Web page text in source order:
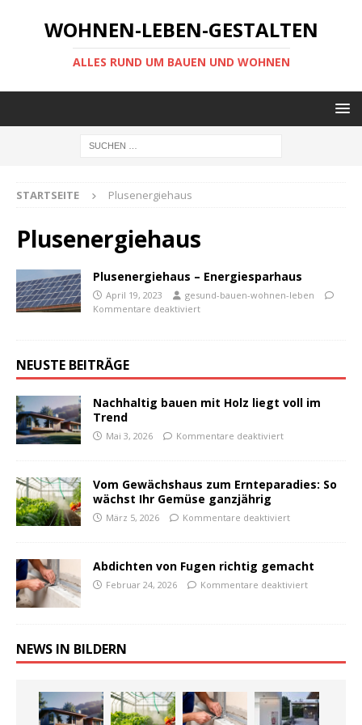
WOHNEN-LEBEN-GESTALTEN
ALLES RUND UM BAUEN UND WOHNEN
STARTSEITE Plusenergiehaus
Plusenergiehaus
Plusenergiehaus – Energiesparhaus
April 19, 2023
gesund-bauen-wohnen-leben
Kommentare deaktiviert
NEUSTE BEITRÄGE
Nachhaltig bauen mit Holz liegt voll im
Trend
Mai 3, 2026 Kommentare deaktiviert
Vom Gewächshaus zum Ernteparadies: So
wächst Ihr Gemüse ganzjährig
März 5, 2026 Kommentare deaktiviert
Abdichten von Fugen richtig gemacht
Februar 24, 2026 Kommentare deaktiviert
NEWS IN BILDERN